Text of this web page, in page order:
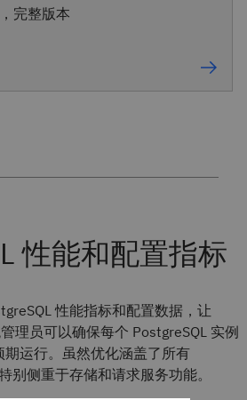
完整版本
性能指标和配置数据，让
理员可以确保每个 PostgreSQL 实例
运行。虽然优化涵盖了所有
别侧重于存储和请求服务功能。